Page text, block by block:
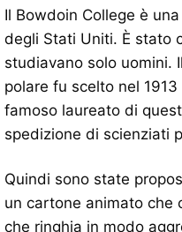
Il Bowdoin College è
degli Stati Uniti. È stato
studiavano solo uomini.
polare fu scelto nel
famoso laureato di
spedizione di scienziati
Quindi sono state
un cartone animato che
che ringhia in modo